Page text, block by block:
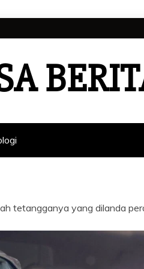
tetangganya yang dilanda